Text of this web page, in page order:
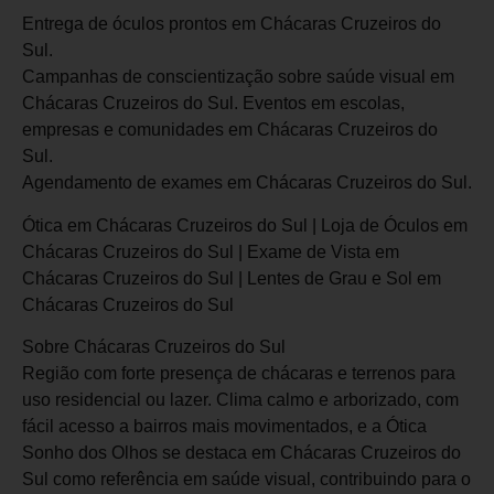
Entrega de óculos prontos em Chácaras Cruzeiros do
Sul.
Campanhas de conscientização sobre saúde visual em
Chácaras Cruzeiros do Sul. Eventos em escolas,
empresas e comunidades em Chácaras Cruzeiros do
Sul.
Agendamento de exames em Chácaras Cruzeiros do Sul.
Ótica em Chácaras Cruzeiros do Sul | Loja de Óculos em
Chácaras Cruzeiros do Sul | Exame de Vista em
Chácaras Cruzeiros do Sul | Lentes de Grau e Sol em
Chácaras Cruzeiros do Sul
Sobre Chácaras Cruzeiros do Sul
Região com forte presença de chácaras e terrenos para
uso residencial ou lazer. Clima calmo e arborizado, com
fácil acesso a bairros mais movimentados, e a Ótica
Sonho dos Olhos se destaca em Chácaras Cruzeiros do
Sul como referência em saúde visual, contribuindo para o